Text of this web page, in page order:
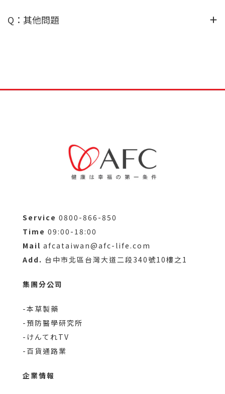
Q：其他問題
Service 0800-866-850
Time 09:00-18:00
Mail afcataiwan@afc-life.com
Add. 台中市北區台灣大道二段340號10樓之1
集團分公司
-本草製藥
-預防醫學研究所
-けんてれTV
-百貨通路業
企業情報